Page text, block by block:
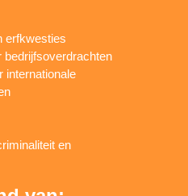
erfkwesties
bedrijfsoverdrachten
internationale
en